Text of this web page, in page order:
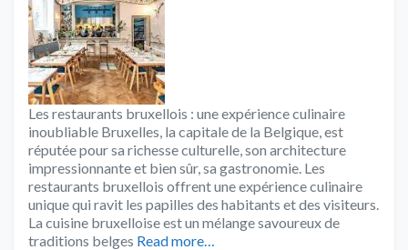
Les restaurants bruxellois : une expérience culinaire
inoubliable Bruxelles, la capitale de la Belgique, est
réputée pour sa richesse culturelle, son architecture
impressionnante et bien sûr, sa gastronomie. Les
restaurants bruxellois offrent une expérience culinaire
unique qui ravit les papilles des habitants et des visiteurs.
La cuisine bruxelloise est un mélange savoureux de
traditions belges Read more…